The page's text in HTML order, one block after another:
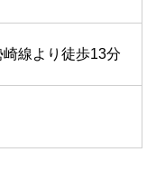
線より徒歩13分